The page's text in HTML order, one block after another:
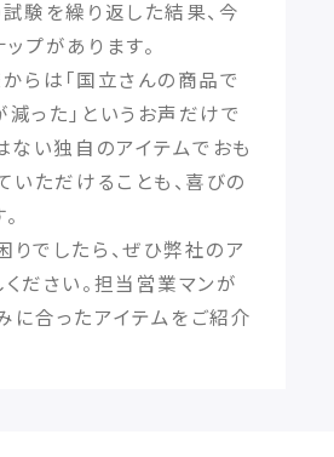
験を繰り返した結果、今
プがあります。
らは「国立さんの商品で
った」というお声だけで
ない独自のアイテムでおも
いただけることも、喜びの
でしたら、ぜひ弊社のア
ださい。担当営業マンが
に合ったアイテムをご紹介